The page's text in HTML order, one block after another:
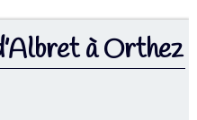
à Orthez